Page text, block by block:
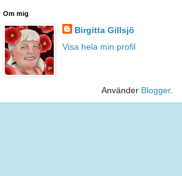
Om mig
Birgitta Gillsjö
Visa hela min profil
Använder Blogger.